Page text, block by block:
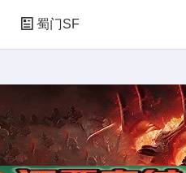
蜀门SF